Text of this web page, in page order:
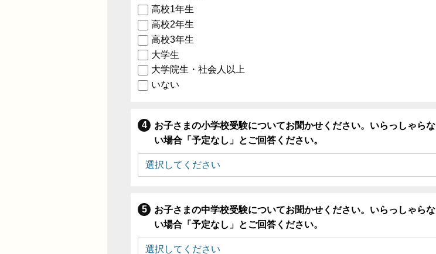
高校1年生
高校2年生
高校3年生
大学生
大学院生・社会人以上
いない
お子さまの小学校受験についてお聞かせください。いらっしゃらな
い場合「予定なし」とご回答ください。
お子さまの中学校受験についてお聞かせください。いらっしゃらな
い場合「予定なし」とご回答ください。